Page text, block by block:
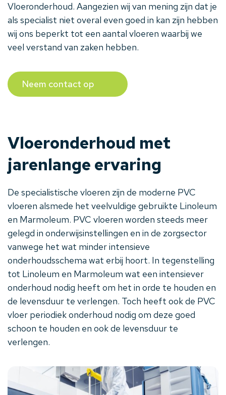
Vloeronderhoud. Aangezien wij van mening zijn dat je
als specialist niet overal even goed in kan zijn hebben
wij ons beperkt tot een aantal vloeren waarbij we
veel verstand van zaken hebben.
Neem contact op
Vloeronderhoud met
jarenlange ervaring
De specialistische vloeren zijn de moderne PVC
vloeren alsmede het veelvuldige gebruikte Linoleum
en Marmoleum. PVC vloeren worden steeds meer
gelegd in onderwijsinstellingen en in de zorgsector
vanwege het wat minder intensieve
onderhoudsschema wat erbij hoort. In tegenstelling
tot Linoleum en Marmoleum wat een intensiever
onderhoud nodig heeft om het in orde te houden en
de levensduur te verlengen. Toch heeft ook de PVC
vloer periodiek onderhoud nodig om deze goed
schoon te houden en ook de levensduur te
verlengen.